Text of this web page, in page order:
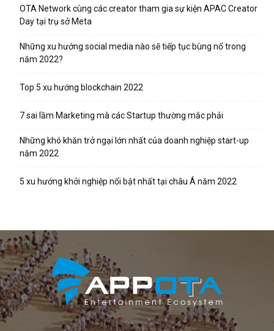
OTA Network cùng các creator tham gia sự kiện APAC Creator
Day tại trụ sở Meta
Những xu hướng social media nào sẽ tiếp tục bùng nổ trong
năm 2022?
Top 5 xu hướng blockchain 2022
7 sai lầm Marketing mà các Startup thường mắc phải
Những khó khăn trở ngại lớn nhất của doanh nghiệp start-up
năm 2022
5 xu hướng khởi nghiệp nổi bật nhất tại châu Á năm 2022